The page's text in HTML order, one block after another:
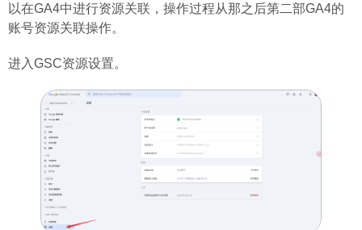
以在GA4中进行资源关联，操作过程从那之后第二部GA4的
账号资源关联操作。
进入GSC资源设置。